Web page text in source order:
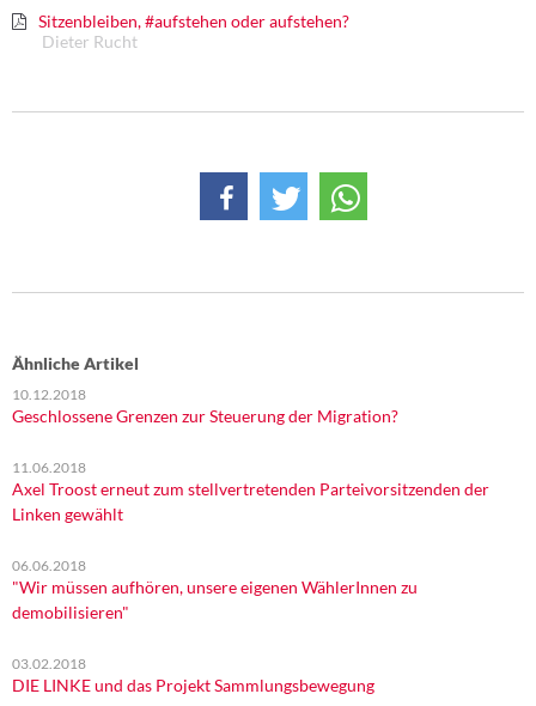
Sitzenbleiben, #aufstehen oder aufstehen?
Dieter Rucht
Ähnliche Artikel
10.12.2018
Geschlossene Grenzen zur Steuerung der Migration?
11.06.2018
Axel Troost erneut zum stellvertretenden Parteivorsitzenden der
Linken gewählt
06.06.2018
"Wir müssen aufhören, unsere eigenen WählerInnen zu
demobilisieren"
03.02.2018
DIE LINKE und das Projekt Sammlungsbewegung